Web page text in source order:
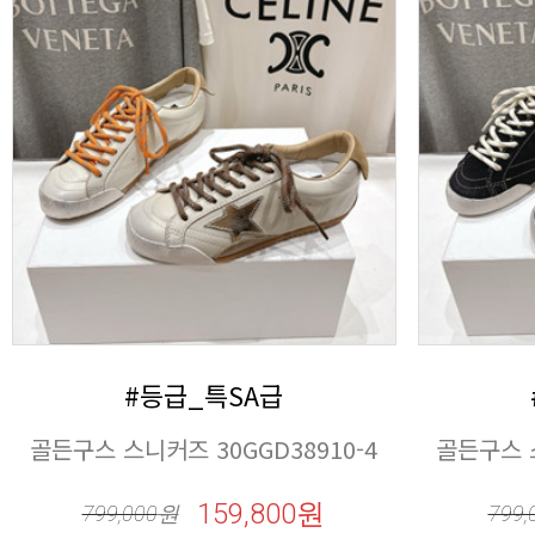
#등급_특SA급
골든구스 스니커즈 30GGD38910-4
799,000원 159,800원
골든구스